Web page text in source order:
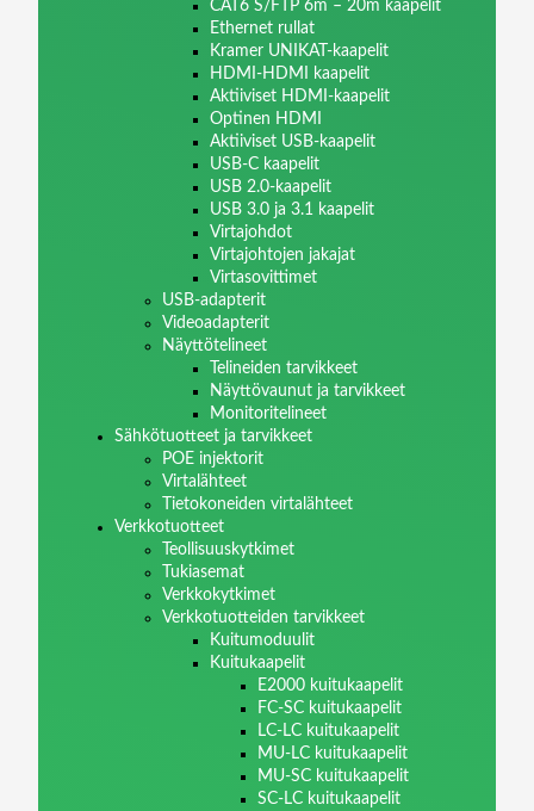
CAT6 S/FTP 6m – 20m kaapelit
Ethernet rullat
Kramer UNIKAT-kaapelit
HDMI-HDMI kaapelit
Aktiiviset HDMI-kaapelit
Optinen HDMI
Aktiiviset USB-kaapelit
USB-C kaapelit
USB 2.0-kaapelit
USB 3.0 ja 3.1 kaapelit
Virtajohdot
Virtajohtojen jakajat
Virtasovittimet
USB-adapterit
Videoadapterit
Näyttötelineet
Telineiden tarvikkeet
Näyttövaunut ja tarvikkeet
Monitoritelineet
Sähkötuotteet ja tarvikkeet
POE injektorit
Virtalähteet
Tietokoneiden virtalähteet
Verkkotuotteet
Teollisuuskytkimet
Tukiasemat
Verkkokytkimet
Verkkotuotteiden tarvikkeet
Kuitumoduulit
Kuitukaapelit
E2000 kuitukaapelit
FC-SC kuitukaapelit
LC-LC kuitukaapelit
MU-LC kuitukaapelit
MU-SC kuitukaapelit
SC-LC kuitukaapelit